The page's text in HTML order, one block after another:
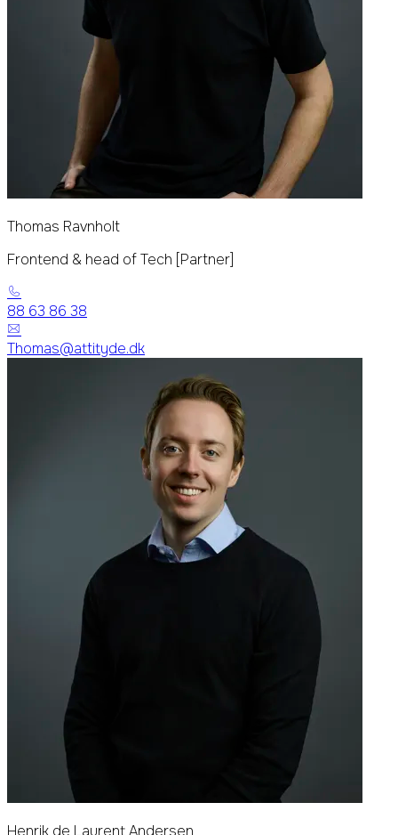
Thomas Ravnholt
Frontend & head of Tech [Partner]
88 63 86 38
Thomas@attityde.dk
Henrik de Laurent Andersen